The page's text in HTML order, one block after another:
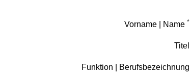
Vorname | Name *
Titel
Funktion | Berufsbezeichnung